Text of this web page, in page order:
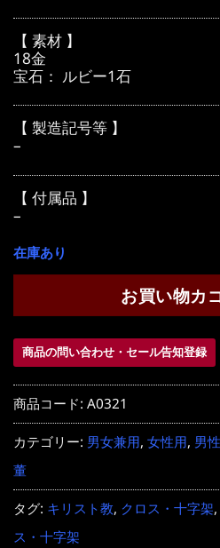
【 素材 】
18金
宝石： ルビー1石
【 製造記号等 】
–
【 付属品 】
–
在庫あり
お買い物カ
商品の問い合わせ・セール告知登録
商品コード: A0321
カテゴリー: 男女兼用, 女性用, 男
董
タグ: キリスト教, クロス・十字架,
ス・十字架